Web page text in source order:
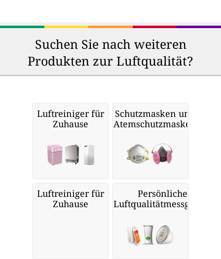
Suchen Sie nach weiteren
Produkten zur Luftqualität?
Luftreiniger für
Zuhause
Schutzmasken und
Atemschutzmasken
Luftreiniger für
Zuhause
Persönliche
Luftqualitätmessgeräte